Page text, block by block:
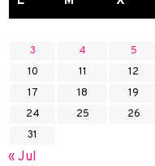
3
4 5
10
11 12
17
18 19
24
25 26
31
« Jul